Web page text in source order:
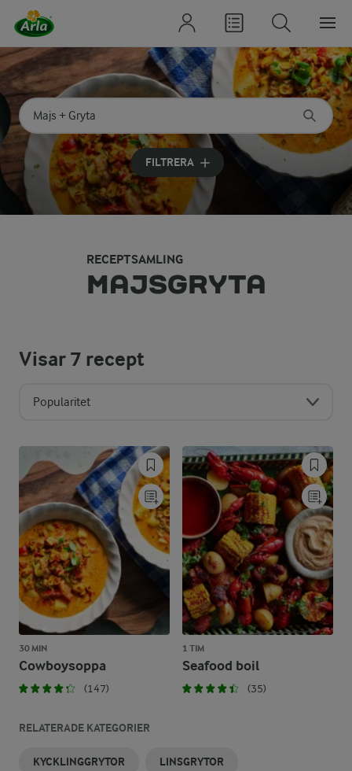
Sök på kategori eller ingrediens
Skriv in sökord för att få förslag
FILTRERA
RECEPTSAMLING
MAJSGRYTA
Visar7 recept
Popularitet
30 MIN
Cowboysoppa
(147)
1 TIM
Seafood boil
(35)
RELATERADE KATEGORIER
KYCKLINGGRYTOR LINSGRYTOR